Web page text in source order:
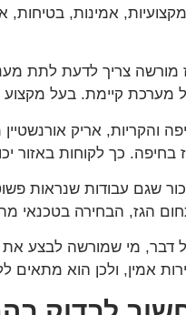
אמינות, בטיחות,
מורשה צריך לדעת לתת
מערכת קיימת. בעל מקצוע
והקריות, אריק
בחיפה. כך לקוחות באזור
שגם עבודות שנראות
הגז, הבחירה בטכנאי
אמין, ולכן הוא מתאים